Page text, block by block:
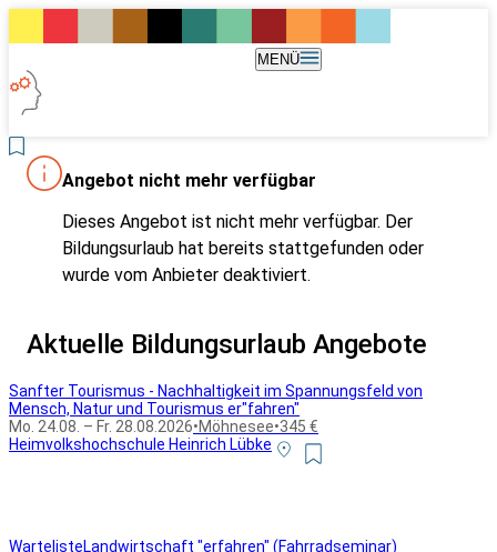
MENÜ
Angebot nicht mehr verfügbar
Dieses Angebot ist nicht mehr verfügbar. Der
Bildungsurlaub hat bereits stattgefunden oder
wurde vom Anbieter deaktiviert.
Aktuelle Bildungsurlaub Angebote
Sanfter Tourismus - Nachhaltigkeit im Spannungsfeld von
Mensch, Natur und Tourismus er"fahren"
Mo. 24.08. – Fr. 28.08.2026•Möhnesee•345 €
Heimvolkshochschule Heinrich Lübke
WartelisteLandwirtschaft "erfahren" (Fahrradseminar)